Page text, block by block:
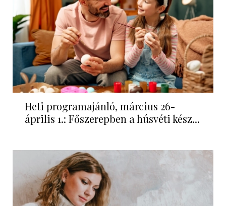
Heti programajánló, március 26-
április 1.: Főszerepben a húsvéti kész...